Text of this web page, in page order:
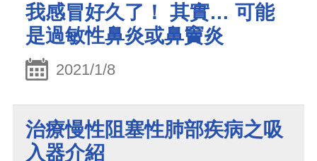
我感冒好久了！ 其實… 可能
是過敏性鼻炎或鼻竇炎
2021/1/8
治療慢性阻塞性肺部疾病之吸
入器介紹